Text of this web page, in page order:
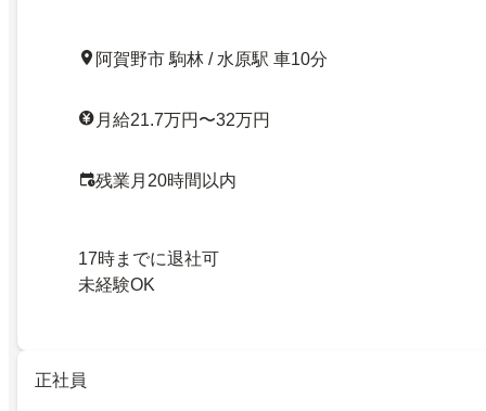
阿賀野市 駒林 / 水原駅 車10分
月給21.7万円〜32万円
残業月20時間以内
17時までに退社可
未経験OK
正社員